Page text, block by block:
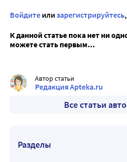
Войдите или зарегистрируйтесь
К данной статье пока нет ни
можете стать первым...
Автор статьи
Редакция Apteka.ru
Все статьи
Разделы